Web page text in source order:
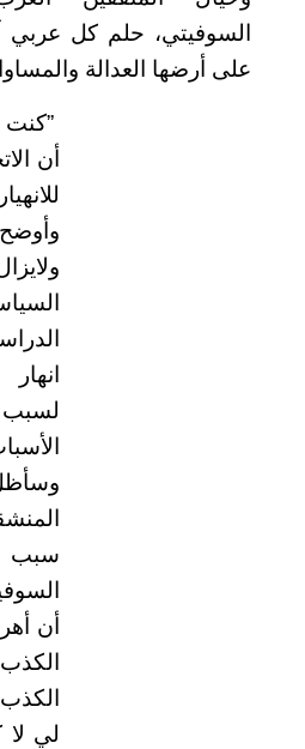
السوفيتي، حلم كل عربي
على أرضها العدالة
أن
سبب
أن
لي